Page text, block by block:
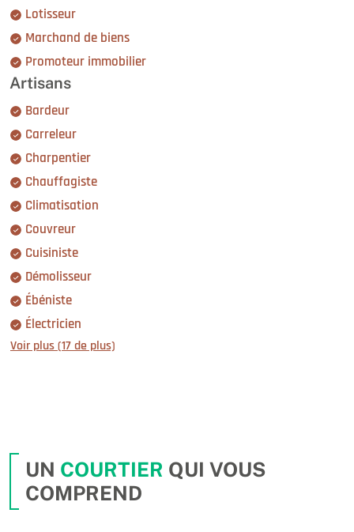
Lotisseur
Marchand de biens
Promoteur immobilier
Artisans
Bardeur
Carreleur
Charpentier
Chauffagiste
Climatisation
Couvreur
Cuisiniste
Démolisseur
Ébéniste
Électricien
Voir plus (17 de plus)
UN COURTIER QUI VOUS
COMPREND